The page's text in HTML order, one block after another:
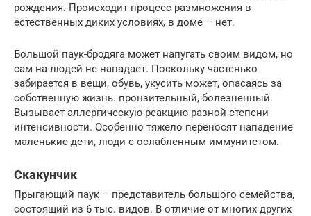
рождения. Происходит процесс размножения в
естественных диких условиях, в доме – нет.
Большой паук-бродяга может напугать своим видом, но
сам на людей не нападает. Поскольку частенько
забирается в вещи, обувь, укусить может, опасаясь за
собственную жизнь. пронзительный, болезненный.
Вызывает аллергическую реакцию разной степени
интенсивности. Особенно тяжело переносят нападение
маленькие дети, люди с ослабленным иммунитетом.
Скакунчик
Прыгающий паук – представитель большого семейства,
состоящий из 6 тыс. видов. В отличие от многих других